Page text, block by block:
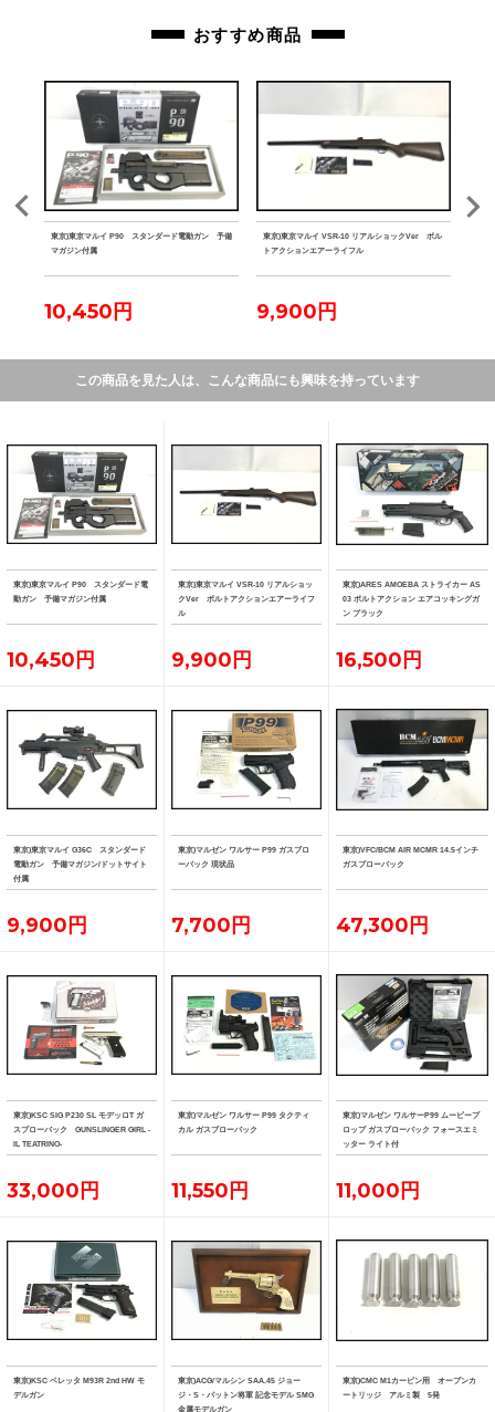
おすすめ商品
東京)東京マルイ P90 スタンダード電動ガン 予備
マガジン付属
10,450円
東京)東京マルイ VSR-10 リアルショックVer ボル
トアクションエアーライフル
9,900円
この商品を見た人は、こんな商品にも興味を持っています
東京)東京マルイ P90 スタンダード電
動ガン 予備マガジン付属
10,450円
東京)東京マルイ VSR-10 リアルショッ
クVer ボルトアクションエアーライフ
ル
9,900円
東京)ARES AMOEBA ストライカー AS
03 ボルトアクション エアコッキングガ
ン ブラック
16,500円
東京)東京マルイ G36C スタンダード
電動ガン 予備マガジン/ドットサイト
付属
9,900円
東京)マルゼン ワルサー P99 ガスブロ
ーバック 現状品
7,700円
東京)VFC/BCM AIR MCMR 14.5インチ
ガスブローバック
47,300円
東京)KSC SIG P230 SL モデッロT ガ
スブローバック GUNSLINGER GIRL -
IL TEATRINO-
33,000円
東京)マルゼン ワルサー P99 タクティ
カル ガスブローバック
11,550円
東京)マルゼン ワルサーP99 ムービープ
ロップ ガスブローバック フォースエミ
ッター ライト付
11,000円
東京)KSC ベレッタ M93R 2nd HW モ
デルガン
東京)ACG/マルシン SAA.45 ジョー
ジ・S・パットン将軍 記念モデル SMG
金属モデルガン
東京)CMC M1カービン用 オープンカ
ートリッジ アルミ製 5発